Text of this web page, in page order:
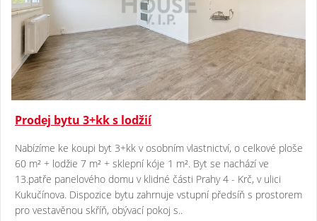
Prodej bytu 3+kk s lodžií
Nabízíme ke koupi byt 3+kk v osobním vlastnictví, o celkové ploše
60 m² + lodžie 7 m² + sklepní kóje 1 m². Byt se nachází ve
13.patře panelového domu v klidné části Prahy 4 - Krč, v ulici
Kukučínova. Dispozice bytu zahrnuje vstupní předsíň s prostorem
pro vestavěnou skříň, obývací pokoj s..